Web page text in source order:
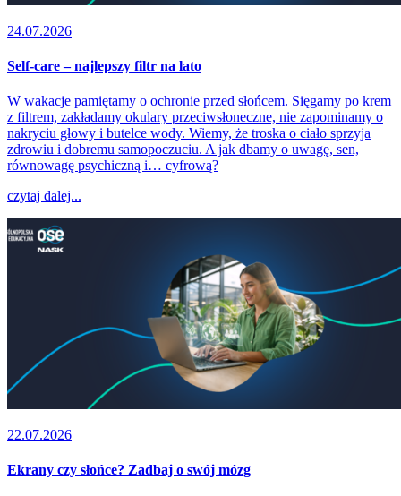
24.07.2026
Self-care – najlepszy filtr na lato
W wakacje pamiętamy o ochronie przed słońcem. Sięgamy po krem
z filtrem, zakładamy okulary przeciwsłoneczne, nie zapominamy o
nakryciu głowy i butelce wody. Wiemy, że troska o ciało sprzyja
zdrowiu i dobremu samopoczuciu. A jak dbamy o uwagę, sen,
równowagę psychiczną i… cyfrową?
czytaj dalej...
22.07.2026
Ekrany czy słońce? Zadbaj o swój mózg